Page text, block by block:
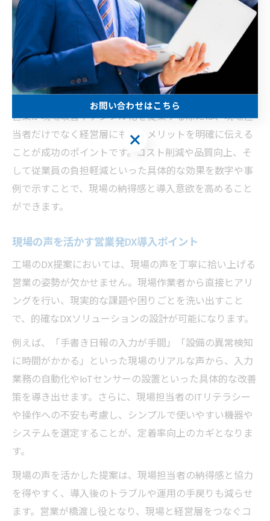
有が迅速になり、作業ミスや伝達漏れのリスクも低減し
ます。さらに、ネットワークカメラやセンサーを活用し
た稼働状況の可視化により、生産設備の稼働率や停止要
因をリアルタイムで把握できるようになり、改善サイク
ルのスピードアップが期待できます。
営業が現場改善やデジタル化を提案する際には、現場担
当者だけでなく経営層にも導入メリットを明確に伝える
ことが成功のポイントです。コスト削減や品質向上、そ
して従業員の負担軽減といった具体的な効果を数字や事
例で示すことで、現場の納得感と導入意欲を高めること
ができます。
現場の声を活かす営業発DX導入ポイント
工場のDX提案においては、現場の声を丁寧に拾い上げる
営業の姿勢が欠かせません。現場作業者から直接ヒアリ
ングを行い、現実的な課題や困りごとを洗い出すこと
で、的確なDXソリューションの設計が可能になります。
例えば、「手書き日報の入力が手間」「設備の異常検知
に時間がかかる」といった現場のリアルな声から、入力
業務の自動化やIoTセンサーの設置といった具体的な改善
策を導き出せます。さらに、現場担当者のITリテラシー
や操作への不安も考慮し、シンプルで使いやすい機器や
システムを選定することが、定着率向上のカギとなりま
す。
現場の声を活かした提案は、現場担当者の納得感と協力
を得やすく、導入後のトラブルや運用の手戻りも減らせ
ます。営業が橋渡し役となり、現場と経営層をつなぐコ
お問い合わせはこちら
お問い合わせはこちら